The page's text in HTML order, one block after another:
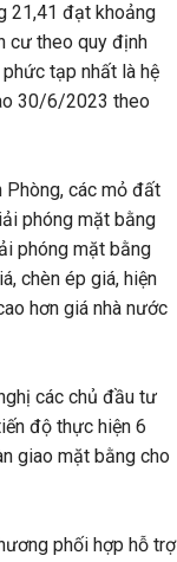
21,41 đạt khoảng
cư theo quy định
tạp nhất là hệ
30/6/2023 theo
Phòng, các mỏ đất
phóng mặt bằng
phóng mặt bằng
chèn ép giá, hiện
hơn giá nhà nước
các chủ đầu tư
độ thực hiện 6
giao mặt bằng cho
phối hợp hỗ trợ